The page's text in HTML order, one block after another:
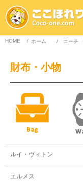
HOME / ホーム / コーチ
財布・小物
ルイ・ヴィトン
エルメス